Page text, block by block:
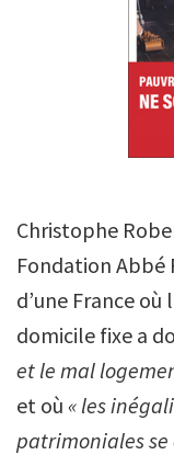
Christophe
Fondation Abbé
d’une France
domicile fixe a
et le mal
et où « les
patrimoniales se